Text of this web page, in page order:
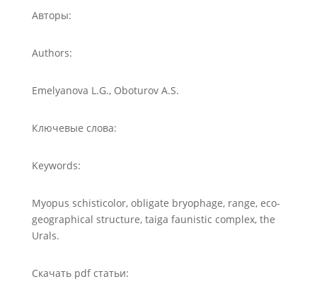
Авторы:
Authors:
Emelyanova L.G., Oboturov A.S.
Ключевые слова:
Keywords:
Myopus schisticolor, obligate bryophage, range, eco-
geographical structure, taiga faunistic complex, the
Urals.
Скачать pdf статьи: